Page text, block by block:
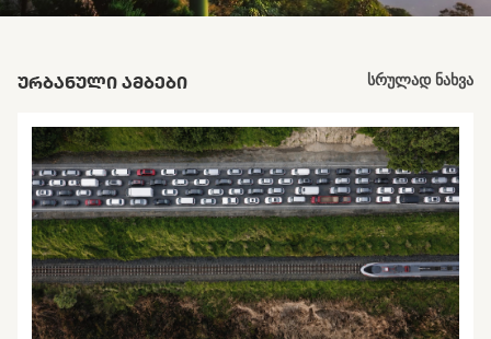
ᲣᲠᲑᲐᲜᲣᲚᲘ ᲐᲛᲑᲔᲑᲘ სრულად ნახვა